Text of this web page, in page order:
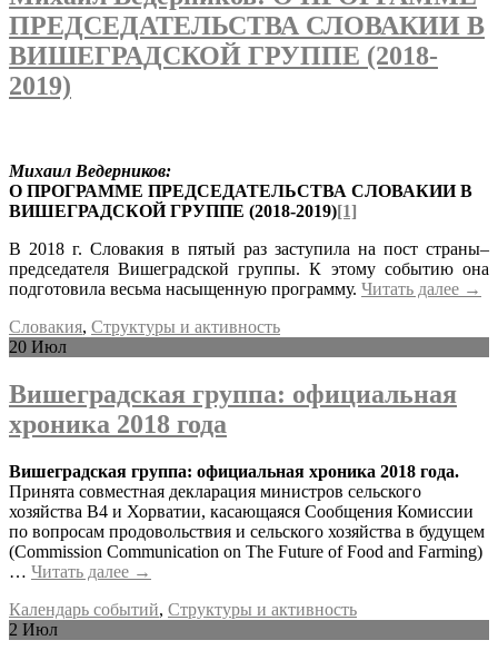
ПРЕДСЕДАТЕЛЬСТВА СЛОВАКИИ В
ВИШЕГРАДСКОЙ ГРУППЕ (2018-
2019)
Михаил Ведерников:
О ПРОГРАММЕ ПРЕДСЕДАТЕЛЬСТВА СЛОВАКИИ В
ВИШЕГРАДСКОЙ ГРУППЕ (2018-2019)[1]
В 2018 г. Словакия в пятый раз заступила на пост страны–
председателя Вишеградской группы. К этому событию она
подготовила весьма насыщенную программу. Читать далее →
Словакия, Структуры и активность
20 Июл
Вишеградская группа: официальная
хроника 2018 года
Вишеградская группа: официальная хроника 2018 года.
Принята совместная декларация министров сельского
хозяйства В4 и Хорватии, касающаяся Сообщения Комиссии
по вопросам продовольствия и сельского хозяйства в будущем
(Commission Communication on The Future of Food and Farming)
… Читать далее →
Календарь событий, Структуры и активность
2 Июл